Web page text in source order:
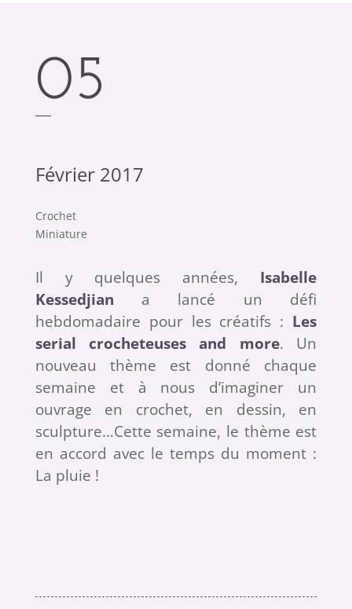
05
Février 2017
Crochet
Miniature
Il y quelques années, Isabelle
Kessedjian a lancé un défi
hebdomadaire pour les créatifs : Les
serial crocheteuses and more. Un
nouveau thème est donné chaque
semaine et à nous d’imaginer un
ouvrage en crochet, en dessin, en
sculpture…Cette semaine, le thème est
en accord avec le temps du moment :
La pluie !